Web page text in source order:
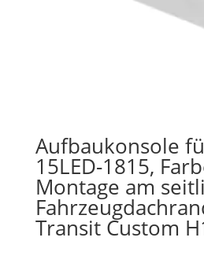
Aufbaukonsole
15LED-1815,
Montage am
Transit Custom